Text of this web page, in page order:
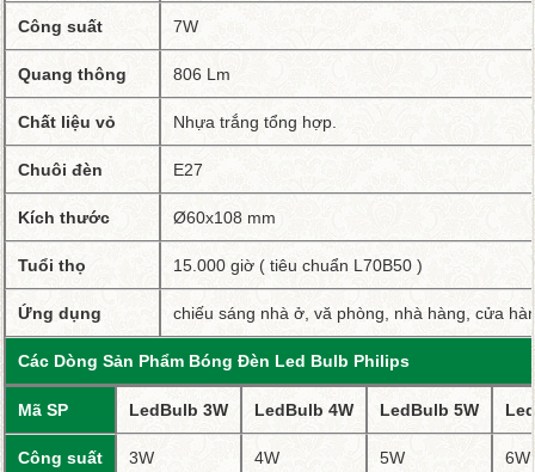
Công suất 7W
Quang thông 806 Lm
Chất liệu vỏ Nhựa trắng tổng hợp.
Chuôi đèn E27
Kích thước Ø60x108 mm
Tuổi thọ 15.000 giờ ( tiêu chuẩn L70B50 )
Ứng dụng chiếu sáng nhà ở, vă phòng, nhà hàng, cửa
Các Dòng Sản Phẩm Bóng Đèn Led Bulb Philips
Mã SP LedBulb 3W LedBulb 4W LedBulb 5W
Công suất 3W 4W 5W 6W